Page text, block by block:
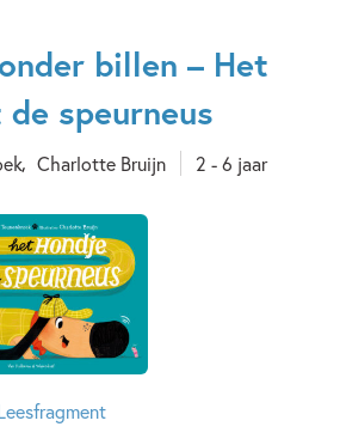
billen – Het
speurneus
Charlotte Bruijn 2 - 6 jaar